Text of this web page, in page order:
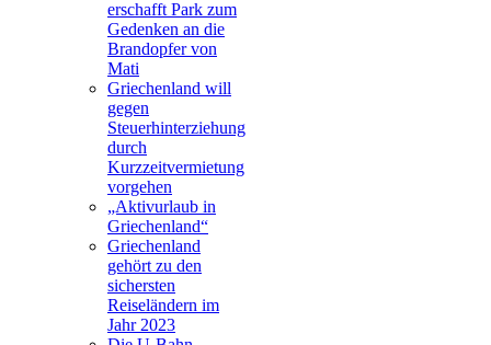
erschafft Park zum
Gedenken an die
Brandopfer von
Mati
Griechenland will
gegen
Steuerhinterziehung
durch
Kurzzeitvermietung
vorgehen
„Aktivurlaub in
Griechenland“
Griechenland
gehört zu den
sichersten
Reiseländern im
Jahr 2023